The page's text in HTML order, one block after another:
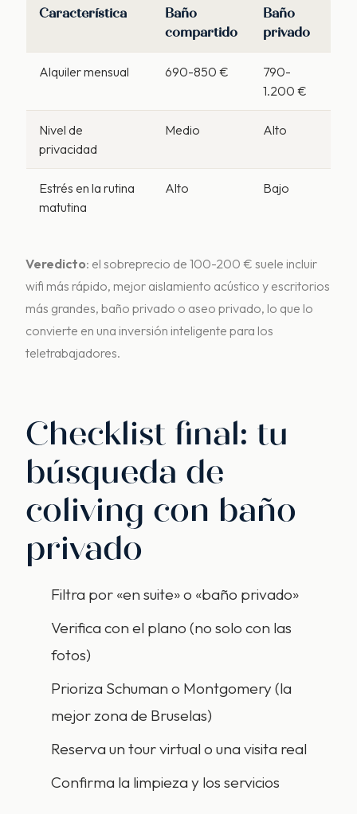
Característica
Baño
compartido
Baño
privado
Alquiler mensual 690-850 €
790-
1.200 €
Nivel de
privacidad
Medio Alto
Estrés en la rutina
matutina
Alto Bajo
Veredicto: el sobreprecio de 100-200 € suele incluir
wifi más rápido, mejor aislamiento acústico y escritorios
más grandes, baño privado o aseo privado, lo que lo
convierte en una inversión inteligente para los
teletrabajadores.
Checklist final: tu
búsqueda de
coliving con baño
privado
Filtra por «en suite» o «baño privado»
Verifica con el plano (no solo con las
fotos)
Prioriza Schuman o Montgomery (la
mejor zona de Bruselas)
Reserva un tour virtual o una visita real
Confirma la limpieza y los servicios